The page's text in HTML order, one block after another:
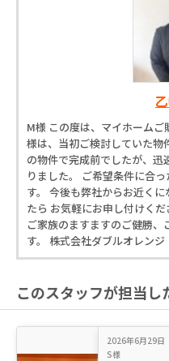
M様 この度は、マイホーム
様は、当初ご検討していた物
の物件で完成前でしたが、迅
りました。 ご希望条件に合
す。 今後も弊社からお近く
たら お気軽にお申し付けく
ご家族のますますのご健勝
す。 株式会社ダブルオレン
このスタッフが担当し
2026年6月29日
S様